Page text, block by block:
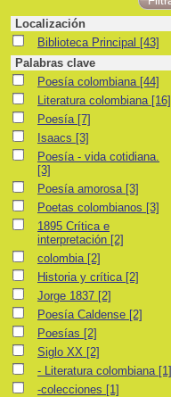
Localización
Biblioteca Principal
Biblioteca Principal [43]
Palabras clave
Poesía colombiana
Poesía colombiana [44]
Literatura colombiana
Literatura colombiana [16]
PoesíaPoesía [7]
IsaacsIsaacs [3]
Poesía - vida cotidiana.
Poesía - vida cotidiana.
[3]
Poesía amorosa
Poesía amorosa [3]
Poetas colombianos
Poetas colombianos [3]
1895 Crítica e interpretación
1895 Crítica e
interpretación [2]
colombiacolombia [2]
Historia y crítica
Historia y crítica [2]
Jorge 1837Jorge 1837 [2]
Poesía Caldense
Poesía Caldense [2]
PoesíasPoesías [2]
Siglo XXSiglo XX [2]
- Literatura colombiana
- Literatura colombiana [1]
-colecciones
-colecciones [1]